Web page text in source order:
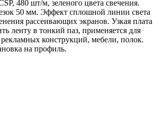
480 шт/м, зеленого цвета свечения.
50 мм. Эффект сплошной линии света
рассеивающих экранов. Узкая плата
ленту в тонкий паз, применяется для
конструкций, мебели, полок.
на профиль.